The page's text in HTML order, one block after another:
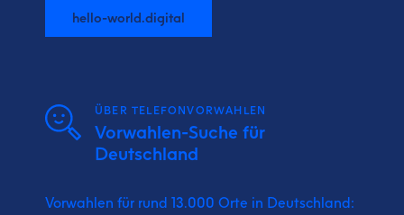
hello-world.digital
ÜBER TELEFONVORWAHLEN
Vorwahlen-Suche für
Deutschland
Vorwahlen für rund 13.000 Orte in Deutschland: